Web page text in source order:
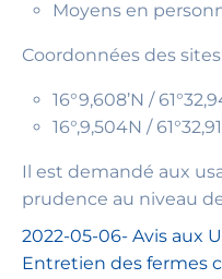
Moyens en
Coordonnées des sites
16°9,608’N /
16°,9,504N /
Il est demandé aux
prudence au niveau
2022-05-06- Avis aux
Entretien des fermes